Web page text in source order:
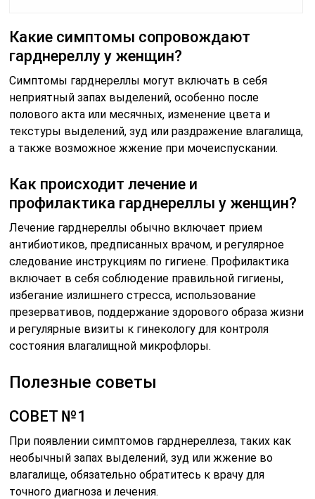
Какие симптомы сопровождают
гарднереллу у женщин?
Симптомы гарднереллы могут включать в себя
неприятный запах выделений, особенно после
полового акта или месячных, изменение цвета и
текстуры выделений, зуд или раздражение влагалища,
а также возможное жжение при мочеиспускании.
Как происходит лечение и
профилактика гарднереллы у женщин?
Лечение гарднереллы обычно включает прием
антибиотиков, предписанных врачом, и регулярное
следование инструкциям по гигиене. Профилактика
включает в себя соблюдение правильной гигиены,
избегание излишнего стресса, использование
презервативов, поддержание здорового образа жизни
и регулярные визиты к гинекологу для контроля
состояния влагалищной микрофлоры.
Полезные советы
СОВЕТ №1
При появлении симптомов гарднереллеза, таких как
необычный запах выделений, зуд или жжение во
влагалище, обязательно обратитесь к врачу для
точного диагноза и лечения.